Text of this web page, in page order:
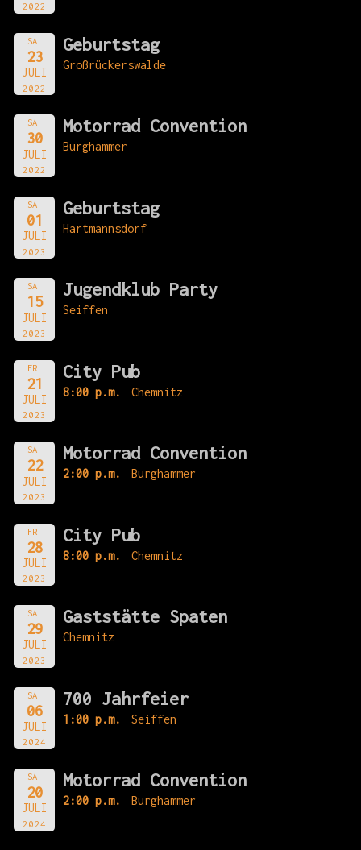
2022
SA.
23
JULI
2022
Geburtstag
Großrückerswalde
SA.
30
JULI
2022
Motorrad Convention
Burghammer
SA.
01
JULI
2023
Geburtstag
Hartmannsdorf
SA.
15
JULI
2023
Jugendklub Party
Seiffen
FR.
21
JULI
2023
City Pub
8:00 p.m. Chemnitz
SA.
22
JULI
2023
Motorrad Convention
2:00 p.m. Burghammer
FR.
28
JULI
2023
City Pub
8:00 p.m. Chemnitz
SA.
29
JULI
2023
Gaststätte Spaten
Chemnitz
SA.
06
JULI
2024
700 Jahrfeier
1:00 p.m. Seiffen
SA.
20
JULI
2024
Motorrad Convention
2:00 p.m. Burghammer